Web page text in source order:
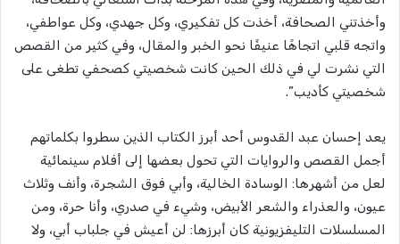
وأخذتني الصحافة، أخذت كل تفكيري، وكل جهدي، وكل عواطفي،
واتجه قلبي اتجاهًا عنيفًا نحو الخبر والمقال، وفي كثير من القصص
التي نشرت لي في ذلك الحين كانت شخصيتي كصحفي تطغى على
شخصيتي كأديب”.
يعد إحسان عبد القدوس أحد أبرز الكتاب الذين سطروا بكلماتهم
أجمل القصص والروايات التي تحول بعضها إلى أفلام سينمائية
لعل من أشهرها: الوسادة الخالية، وأبي فوق الشجرة، وأنف وثلاث
عيون، والعذراء والشعر الأبيض، وشيء في صدري، وأنا حرة، ومن
المسلسلات التليفزيونية كان أبرزها: لن أعيش في جلباب أبي، ولا